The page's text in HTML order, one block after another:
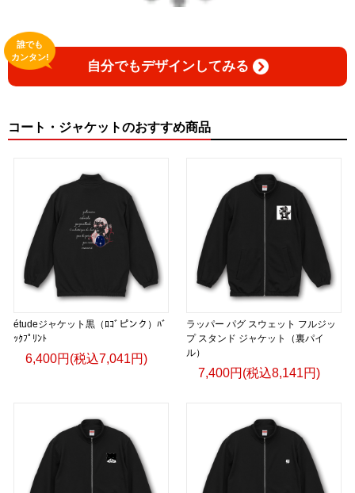
自分でもデザインしてみる
誰でも
カンタン!
コート・ジャケットのおすすめ商品
étudeジャケット黒（ﾛｺﾞピンク）ﾊﾞ
ｯｸﾌﾟﾘﾝﾄ
6,400円(税込7,041円)
ラッパー パグ スウェット フルジッ
プ スタンド ジャケット（裏パイ
ル）
7,400円(税込8,141円)